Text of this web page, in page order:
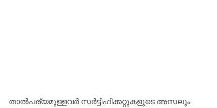
താൽപര്യമുള്ളവർ സർട്ടിഫിക്കറ്റുകളുടെ അസലും